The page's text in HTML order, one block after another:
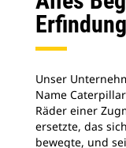
Erfindung
Unser
Name
Räder einer
ersetzte, das
bewegte, und